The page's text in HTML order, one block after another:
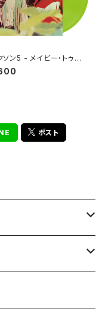
ソン5 - メイビー・トゥモ
よならは言わないで](L
盤)
ポスト